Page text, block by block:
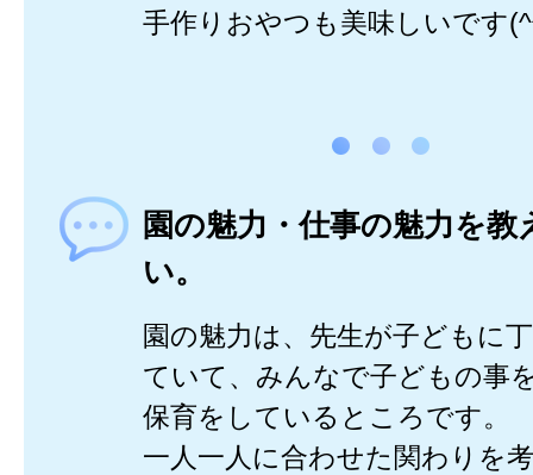
手作りおやつも美味しいです
園の魅力・仕事の魅力を教
い。
園の魅力は、先生が子どもに
ていて、みんなで子どもの事
保育をしているところです。
一人一人に合わせた関わりを